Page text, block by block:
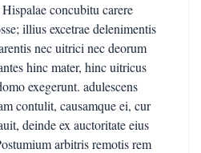
concubitu carere
illius excetrae delenimentis
nec uitrici nec deorum
hinc mater, hinc uitricus
exegerunt. adulescens
contulit, causamque ei, cur
deinde ex auctoritate eius
arbitris remotis rem